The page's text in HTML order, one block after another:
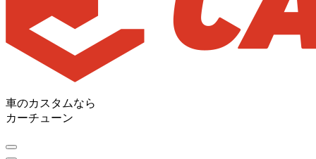
車のカスタムなら
カーチューン